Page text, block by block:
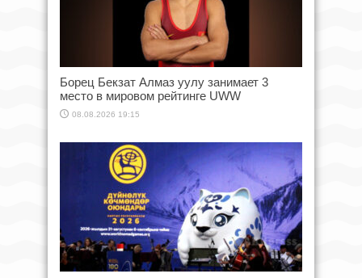
Борец Бекзат Алмаз уулу занимает 3
место в мировом рейтинге UWW
08.08.2026 19:15